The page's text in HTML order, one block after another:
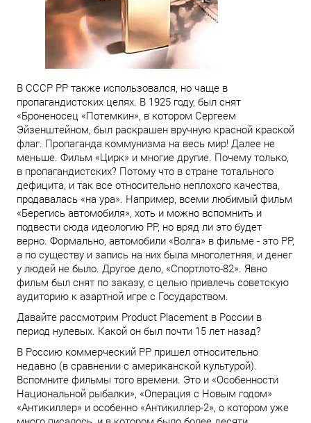
В СССР PP также использовался, но чаще в
пропагандистских целях. В 1925 году, был снят
«Броненосец «Потемкин», в котором Сергеем
Эйзенштейном, был раскрашен вручную красной краской
флаг. Пропаганда коммунизма на весь мир! Далее не
меньше. Фильм «Цирк» и многие другие. Почему только,
в пропагандистских? Потому что в стране тотального
дефицита, и так все относительно неплохого качества,
продавалась «на ура». Например, всеми любимый фильм
«Берегись автомобиля», хоть и можно вспомнить и
подвести сюда идеологию PP, но вряд ли это будет
верно. Формально, автомобили «Волга» в фильме - это PP,
а по существу и запись на них была многолетняя, и денег
у людей не было. Другое дело, «Спортлото-82». Явно
фильм был снят по заказу, с целью привлечь советскую
аудиторию к азартной игре с Государством.
Давайте рассмотрим Product Placement в России в
период нулевых. Какой он был почти 15 лет назад?
В Россию коммерческий PP пришел относительно
недавно (в сравнении с американской культурой).
Вспомните фильмы того времени. Это и «Особенности
Национальной рыбалки», «Операция с Новым годом»
«Антикиллер» и особенно «Антикиллер-2», о котором уже